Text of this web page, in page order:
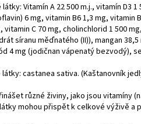
Vitamín A 22 500 m.j., vitamín D3
6 mg, vitamin B6 1,3 mg, vitamin
C 70 mg, cholinchlorid 1 500
síranu měďnatého (II)), mangan
4 mg (jodičnan vápenatý bezvodý),
castanea sativa. (Kaštanovník
různé živiny, jako jsou vitamíny
mohou přispět k celkové výživě a